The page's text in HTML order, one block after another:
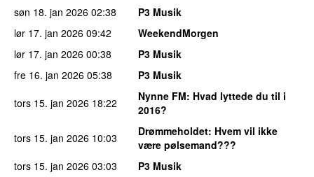
søn 18. jan 2026 02:38
P3 Musik
lør 17. jan 2026 09:42
WeekendMorgen
lør 17. jan 2026 00:38
P3 Musik
fre 16. jan 2026 05:38
P3 Musik
tors 15. jan 2026 18:22 Nynne FM: Hvad lyttede du til i
2016?
tors 15. jan 2026 10:03 Drømmeholdet: Hvem vil ikke
være pølsemand???
tors 15. jan 2026 03:03
P3 Musik